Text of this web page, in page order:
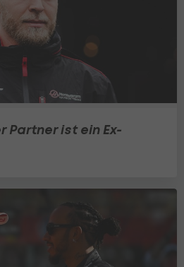
Partner ist ein Ex-